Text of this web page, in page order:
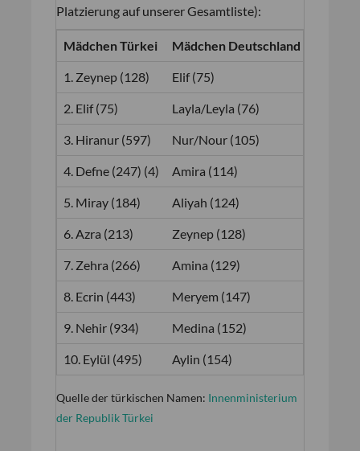
Platzierung auf unserer Gesamtliste):
Mädchen Türkei Mädchen Deutschland
1. Zeynep (128) Elif (75)
2. Elif (75) Layla/Leyla (76)
3. Hiranur (597) Nur/Nour (105)
4. Defne (247) (4) Amira (114)
5. Miray (184) Aliyah (124)
6. Azra (213) Zeynep (128)
7. Zehra (266) Amina (129)
8. Ecrin (443) Meryem (147)
9. Nehir (934) Medina (152)
10. Eylül (495) Aylin (154)
Quelle der türkischen Namen: Innenministerium
der Republik Türkei